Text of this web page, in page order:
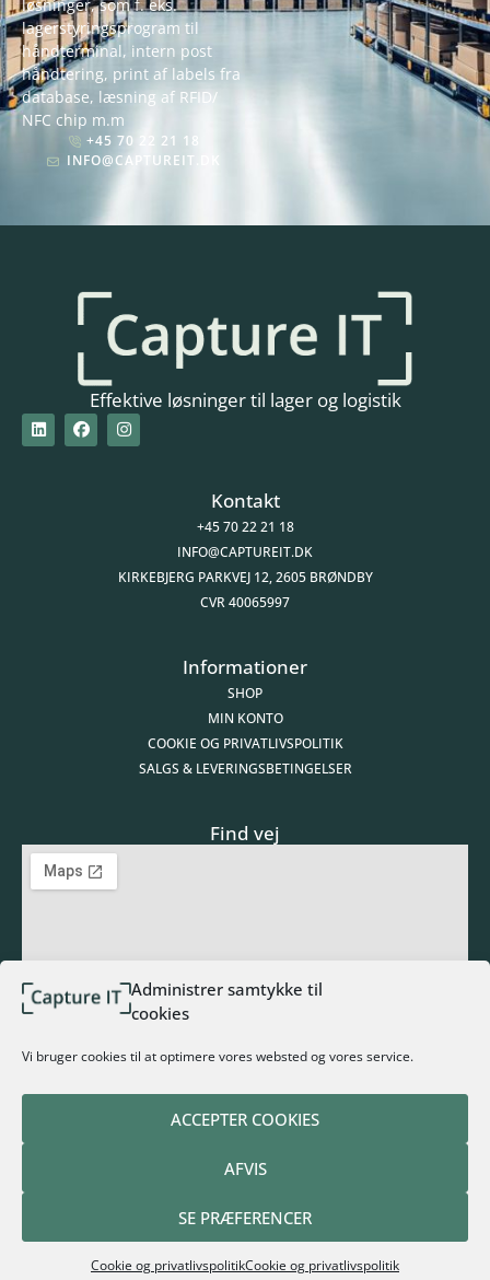
Administrer samtykke til
cookies
Vi bruger cookies til at optimere vores websted og vores service.
ACCEPTER COOKIES
AFVIS
SE PRÆFERENCER
Cookie og privatlivspolitikCookie og privatlivspolitik
løsninger, som f. eks.
lagerstyringsprogram til
håndterminal, intern post
håndtering, print af labels fra
database, læsning af RFID/
NFC chip m.m
+45 70 22 21 18
INFO@CAPTUREIT.DK
Effektive løsninger til lager og logistik
Kontakt
+45 70 22 21 18
INFO@CAPTUREIT.DK
KIRKEBJERG PARKVEJ 12, 2605 BRØNDBY
CVR 40065997
Informationer
SHOP
MIN KONTO
COOKIE OG PRIVATLIVSPOLITIK
SALGS & LEVERINGSBETINGELSER
Find vej